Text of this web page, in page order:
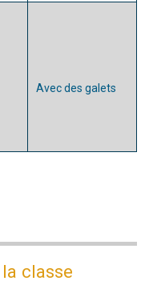
Avec des galets
classe